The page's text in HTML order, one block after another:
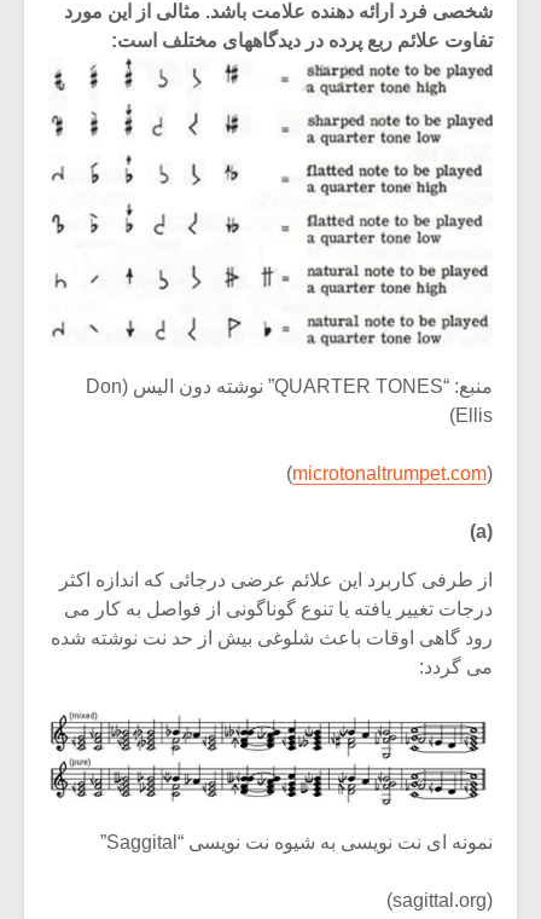
شخصی فرد ارائه دهنده علامت باشد. مثالی از این مورد
تفاوت علائم ربع پرده در دیدگاههای مختلف است:
منبع: “QUARTER TONES” نوشته دون الیس (Don
Ellis)
(
microtonaltrumpet.com
)
(a)
از طرفی کاربرد این علائم عرضی درجائی که اندازه اکثر
درجات تغییر یافته یا تنوع گوناگونی از فواصل به کار می
رود گاهی اوقات باعث شلوغی بیش از حد نت نوشته شده
می گردد:
نمونه ای نت نویسی به شیوه نت نویسی “Saggital”
(sagittal.org)
میکلوش روژا
یادداشتی بر موسیقی
شیش و نیم»
اگر نمی توانی
مشهورترین باشی،
موریس ژار